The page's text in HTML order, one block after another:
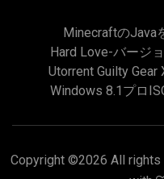
Minecraftのjava
Hard Love-バージ
Utorrent Guilty Gear
Windows 8.1プロ
Copyright ©2026 All